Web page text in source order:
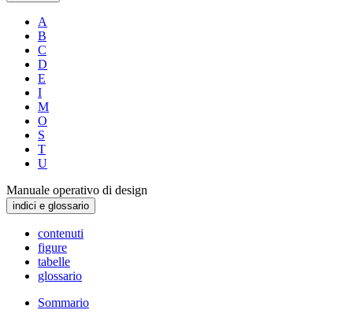
A
B
C
D
E
I
M
O
S
T
U
Manuale operativo di design
indici e glossario
contenuti
figure
tabelle
glossario
Sommario